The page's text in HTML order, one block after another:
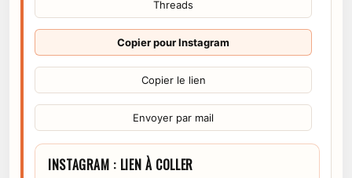
Threads
Copier pour Instagram
Copier le lien
Envoyer par mail
INSTAGRAM : LIEN À COLLER